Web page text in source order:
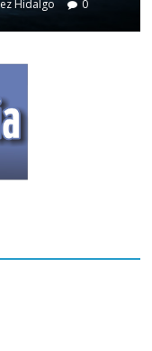
Hidalgo 0